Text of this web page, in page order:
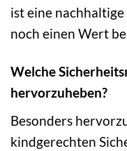
ist eine
noch einen Wert
Welche
hervorzuheben?
Besonders
kindgerechten